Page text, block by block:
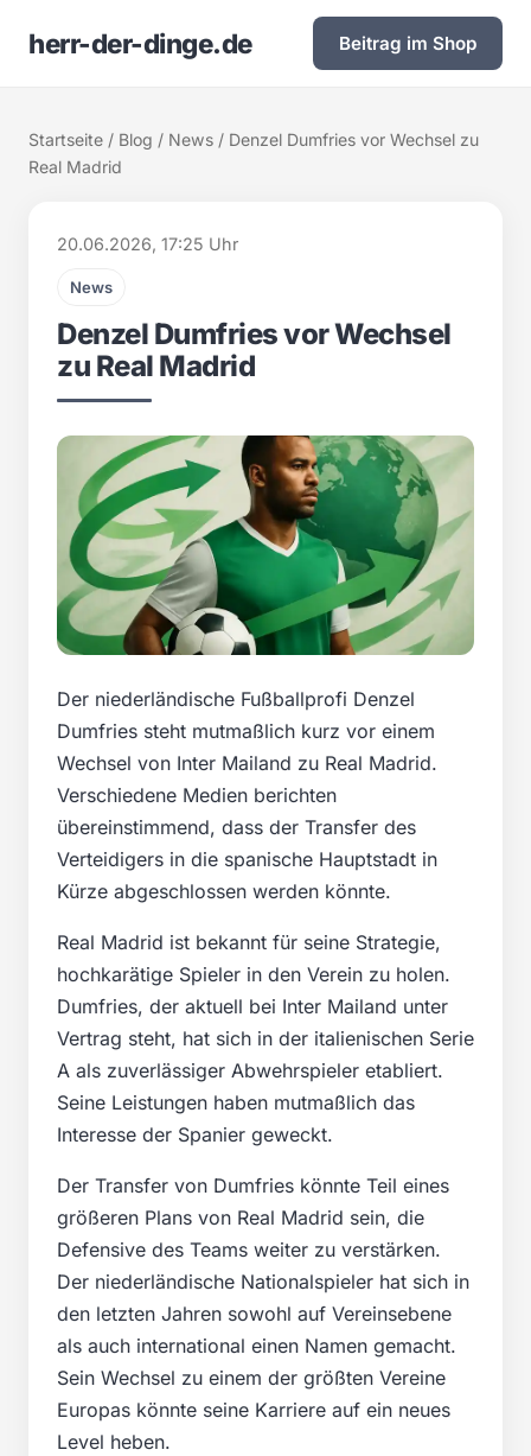
herr-der-dinge.de Beitrag im Shop
Startseite / Blog / News / Denzel Dumfries vor Wechsel zu
Real Madrid
20.06.2026, 17:25 Uhr
News
Denzel Dumfries vor Wechsel
zu Real Madrid
Der niederländische Fußballprofi Denzel
Dumfries steht mutmaßlich kurz vor einem
Wechsel von Inter Mailand zu Real Madrid.
Verschiedene Medien berichten
übereinstimmend, dass der Transfer des
Verteidigers in die spanische Hauptstadt in
Kürze abgeschlossen werden könnte.
Real Madrid ist bekannt für seine Strategie,
hochkarätige Spieler in den Verein zu holen.
Dumfries, der aktuell bei Inter Mailand unter
Vertrag steht, hat sich in der italienischen Serie
A als zuverlässiger Abwehrspieler etabliert.
Seine Leistungen haben mutmaßlich das
Interesse der Spanier geweckt.
Der Transfer von Dumfries könnte Teil eines
größeren Plans von Real Madrid sein, die
Defensive des Teams weiter zu verstärken.
Der niederländische Nationalspieler hat sich in
den letzten Jahren sowohl auf Vereinsebene
als auch international einen Namen gemacht.
Sein Wechsel zu einem der größten Vereine
Europas könnte seine Karriere auf ein neues
Level heben.